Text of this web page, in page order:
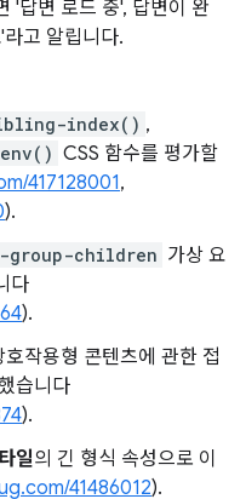
'답변 로드 중', 답변이 완
고 알립니다.
index() ,
env() CSS 함수를 평가할
417128001,
).
children 가상 요
다
).
작용형 콘텐츠에 관한 접
습니다
).
일의 긴 형식 속성으로 이
41486012).